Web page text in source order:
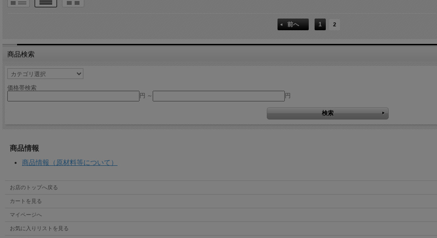
前へ 1 2
商品検索
価格帯検索
円 ～
円
商品情報
商品情報（原材料等について）
お店のトップへ戻る
カートを見る
マイページへ
お気に入りリストを見る